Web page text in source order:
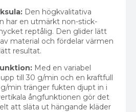
Den högkvalitativa
har en utmärkt non-stick-
reptålig. Den glider lätt
material och fördelar värmen
resultat.
Med en variabel
till 30 g/min och en kraftfull
min tränger fukten djupt in i
ångfunktionen gör det
att släta ut hängande kläder